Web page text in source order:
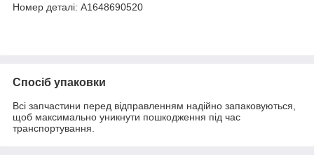
Номер деталі: A1648690520
Спосіб упаковки
Всі запчастини перед відправленням надійно запаковуються,
щоб максимально уникнути пошкодження під час
транспортування.